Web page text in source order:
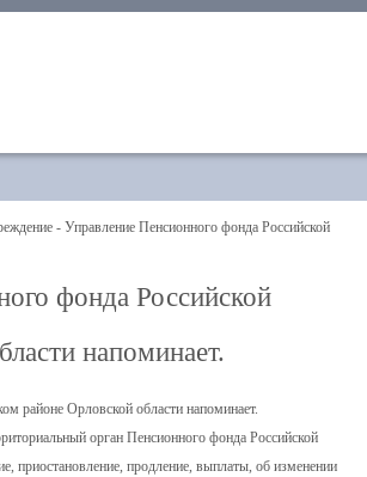
- Управление Пенсионного фонда Российской
фонда Российской
напоминает.
районе Орловской области напоминает.
орган Пенсионного фонда Российской
приостановление, продление, выплаты, об изменении